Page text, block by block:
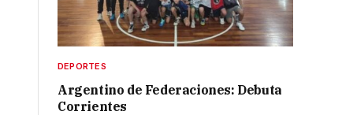
DEPORTES
Argentino de Federaciones: Debuta
Corrientes